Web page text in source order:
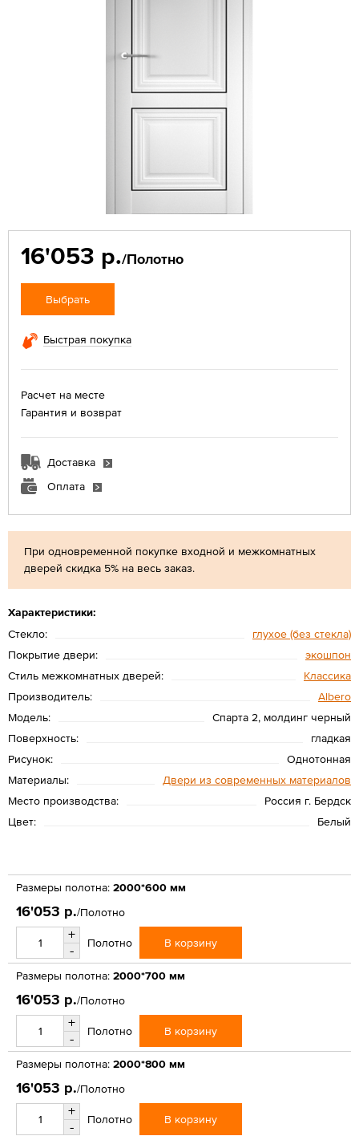
При одновременной покупке входной и межкомнатных
дверей скидка 5% на весь заказ.
Характеристики:
Стекло:
глухое (без стекла)
Покрытие двери:
экошпон
Стиль межкомнатных дверей:
Классика
Производитель:
Albero
Модель:
Спарта 2, молдинг черный
Поверхность:
гладкая
Рисунок:
Однотонная
Материалы:
Двери из современных материалов
Место производства:
Россия г. Бердск
Цвет:
Белый
16'053 р./Полотно
Выбрать
Быстрая покупка
Расчет на месте
Гарантия и возврат
Доставка
Оплата
Размеры полотна: 2000*600 мм
16'053 р./Полотно
+
-
Полотно В корзину
Размеры полотна: 2000*700 мм
16'053 р./Полотно
+
-
Полотно В корзину
Размеры полотна: 2000*800 мм
16'053 р./Полотно
+
-
Полотно В корзину